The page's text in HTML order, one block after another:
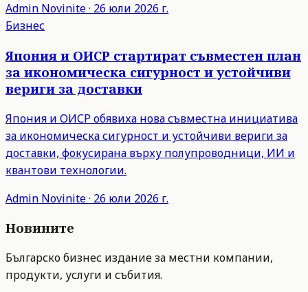
Admin Novinite· 26 юли 2026 г.
Бизнес
Япония и ОИСР стартират съвместен план
за икономическа сигурност и устойчиви
вериги за доставки
Япония и ОИСР обявиха нова съвместна инициатива
за икономическа сигурност и устойчиви вериги за
доставки, фокусирана върху полупроводници, ИИ и
квантови технологии.
Admin Novinite· 26 юли 2026 г.
Новините
Българско бизнес издание за местни компании,
продукти, услуги и събития.